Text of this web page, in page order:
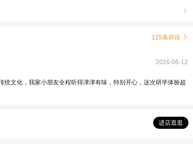

125条评论 
2026-06-12
文化，我家小朋友全程听得津津有味，特别开心，这次研学体验超
进店逛逛